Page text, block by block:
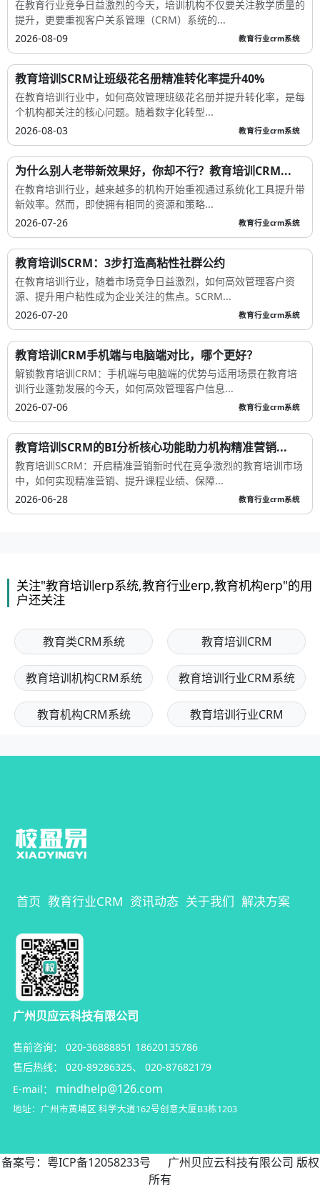
在教育行业竞争日益激烈的今天，培训机构不仅要关注教学质量的
提升，更要重视客户关系管理（CRM）系统的...
2026-08-09
教育行业crm系统
教育培训SCRM让班级花名册精准转化率提升40%
在教育培训行业中，如何高效管理班级花名册并提升转化率，是每
个机构都关注的核心问题。随着数字化转型...
2026-08-03
教育行业crm系统
为什么别人老带新效果好，你却不行？教育培训CRM...
在教育培训行业，越来越多的机构开始重视通过系统化工具提升带
新效率。然而，即使拥有相同的资源和策略...
2026-07-26
教育行业crm系统
教育培训SCRM：3步打造高粘性社群公约
在教育培训行业，随着市场竞争日益激烈，如何高效管理客户资
源、提升用户粘性成为企业关注的焦点。SCRM...
2026-07-20
教育行业crm系统
教育培训CRM手机端与电脑端对比，哪个更好？
解锁教育培训CRM：手机端与电脑端的优势与适用场景在教育培
训行业蓬勃发展的今天，如何高效管理客户信息...
2026-07-06
教育行业crm系统
教育培训SCRM的BI分析核心功能助力机构精准营销...
教育培训SCRM：开启精准营销新时代在竞争激烈的教育培训市场
中，如何实现精准营销、提升课程业绩、保障...
2026-06-28
教育行业crm系统
关注"教育培训erp系统,教育行业erp,教育机构erp"的用
户还关注
教育类CRM系统 教育培训CRM
教育培训机构CRM系统 教育培训行业CRM系统
教育机构CRM系统 教育培训行业CRM
首页 教育行业CRM 资讯动态 关于我们 解决方案
广州贝应云科技有限公司
售前咨询： 020-36888851 18620135786
售后热线：
020-89286325、 020-87682179
E-mail：
mindhelp@126.com
地址：广州市黄埔区 科学大道162号创意大厦B3栋1203
备案号： 粤ICP备12058233号 广州贝应云科技有限公司 版权
所有